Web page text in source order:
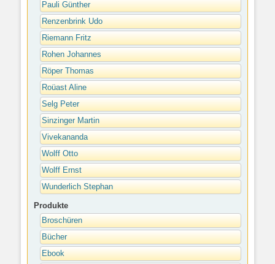
Pauli Günther
Renzenbrink Udo
Riemann Fritz
Rohen Johannes
Röper Thomas
Roüast Aline
Selg Peter
Sinzinger Martin
Vivekananda
Wolff Otto
Wolff Ernst
Wunderlich Stephan
Produkte
Broschüren
Bücher
Ebook